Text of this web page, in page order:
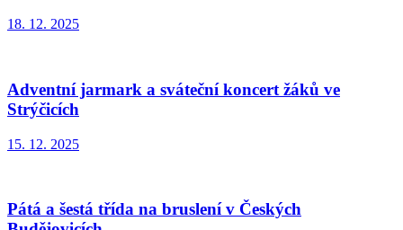
18. 12. 2025
Adventní jarmark a sváteční koncert žáků ve
Strýčicích
15. 12. 2025
Pátá a šestá třída na bruslení v Českých